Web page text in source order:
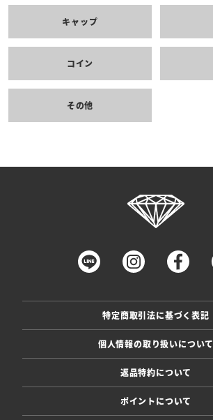
キャップ
コイン
その他
特定商取引法に基づく表記
個人情報の取り扱いについて
返品特約について
ポイントについて